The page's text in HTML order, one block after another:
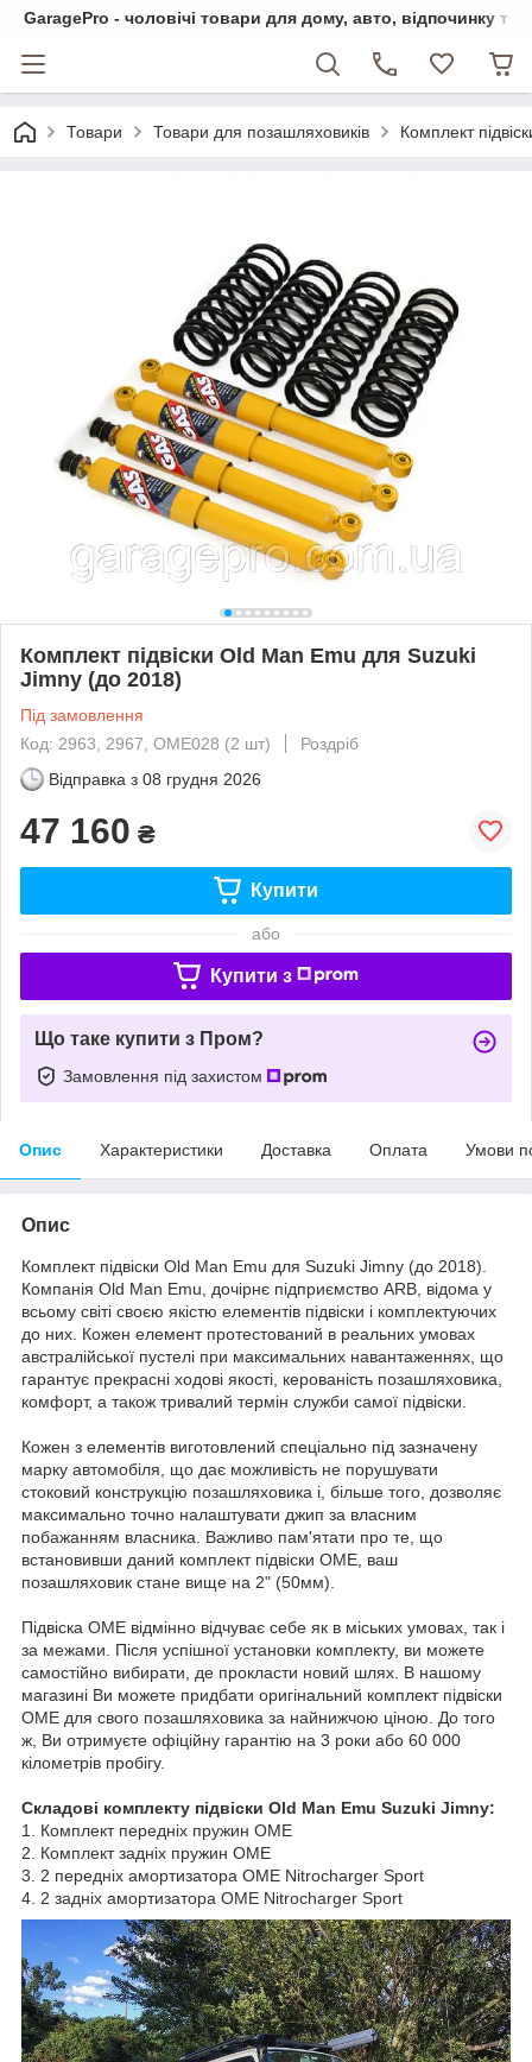
GaragePro - чоловічі товари для дому, авто, відпочинку та
Товари Товари для позашляховиків Комплект
Комплект підвіски Old Man Emu для Suzuki
Jimny (до 2018)
Під замовлення
Код: 2963, 2967, OME028 (2 шт)
Роздріб
Відправка з 08 грудня 2026
47 160 ₴
Купити
або
Купити з
Що таке купити з Пром?
Замовлення під захистом
Опис Характеристики Доставка Оплата Умови
Опис
Комплект підвіски Old Man Emu для Suzuki Jimny (до 2018).
Компанія Old Man Emu, дочірнє підприємство ARB, відома у
всьому світі своєю якістю елементів підвіски і комплектуючих
до них. Кожен елемент протестований в реальних умовах
австралійської пустелі при максимальних навантаженнях, що
гарантує прекрасні ходові якості, керованість позашляховика,
комфорт, а також тривалий термін служби самої підвіски.
Кожен з елементів виготовлений спеціально під зазначену
марку автомобіля, що дає можливість не порушувати
стоковий конструкцію позашляховика і, більше того, дозволяє
максимально точно налаштувати джип за власним
побажанням власника. Важливо пам'ятати про те, що
встановивши даний комплект підвіски OME, ваш
позашляховик стане вище на 2" (50мм).
Підвіска OME відмінно відчуває себе як в міських умовах, так і
за межами. Після успішної установки комплекту, ви можете
самостійно вибирати, де прокласти новий шлях. В нашому
магазині Ви можете придбати оригінальний комплект підвіски
OME для свого позашляховика за найнижчою ціною. До того
ж, Ви отримуєте офіційну гарантію на 3 роки або 60 000
кілометрів пробігу.
Складові комплекту підвіски Old Man Emu Suzuki Jimny:
1. Комплект передніх пружин OME
2. Комплект задніх пружин OME
3. 2 передніх амортизатора OME Nitrocharger Sport
4. 2 задніх амортизатора OME Nitrocharger Sport